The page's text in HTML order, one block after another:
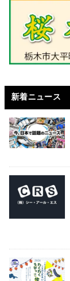
新着ニュース